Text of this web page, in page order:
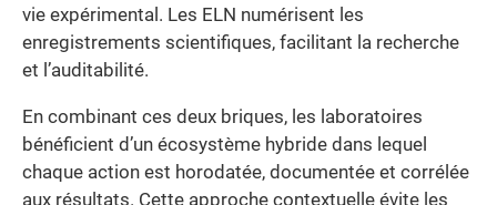
vie expérimental. Les ELN numérisent les
enregistrements scientifiques, facilitant la recherche
et l’auditabilité.
En combinant ces deux briques, les laboratoires
bénéficient d’un écosystème hybride dans lequel
chaque action est horodatée, documentée et corrélée
aux résultats. Cette approche contextuelle évite les